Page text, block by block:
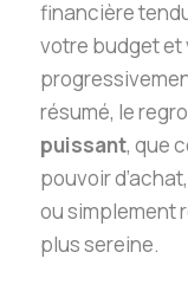
financière
votre budget
résumé, le
puissant, que
pouvoir
ou simplement
plus sereine.